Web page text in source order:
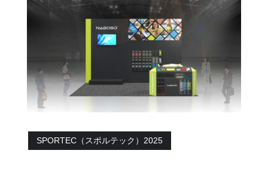
SPORTEC（スポルテック）2025